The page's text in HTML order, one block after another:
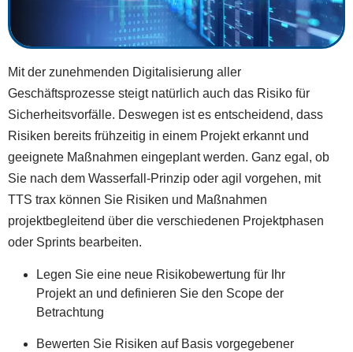
Mit der zunehmenden Digitalisierung aller
Geschäftsprozesse steigt natürlich auch das Risiko für
Sicherheitsvorfälle. Deswegen ist es entscheidend, dass
Risiken bereits frühzeitig in einem Projekt erkannt und
geeignete Maßnahmen eingeplant werden. Ganz egal, ob
Sie nach dem Wasserfall-Prinzip oder agil vorgehen, mit
TTS trax können Sie Risiken und Maßnahmen
projektbegleitend über die verschiedenen Projektphasen
oder Sprints bearbeiten.
Legen Sie eine neue Risikobewertung für Ihr
Projekt an und definieren Sie den Scope der
Betrachtung
Bewerten Sie Risiken auf Basis vorgegebener